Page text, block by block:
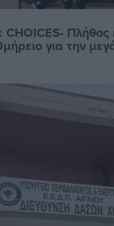
CHOICES-
για την